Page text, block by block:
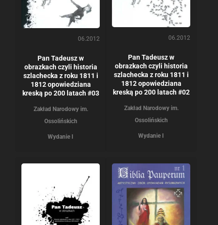
06.2012
Pan Tadeusz w
obrazkach czyli historia
szlachecka z roku 1811 i
1812 opowiedziana
kreską po 200 latach #03
Zakład Narodowy im.
Ossolińskich
Wydanie I
06.2012
Pan Tadeusz w
obrazkach czyli historia
szlachecka z roku 1811 i
1812 opowiedziana
kreską po 200 latach #02
Zakład Narodowy im.
Ossolińskich
Wydanie I